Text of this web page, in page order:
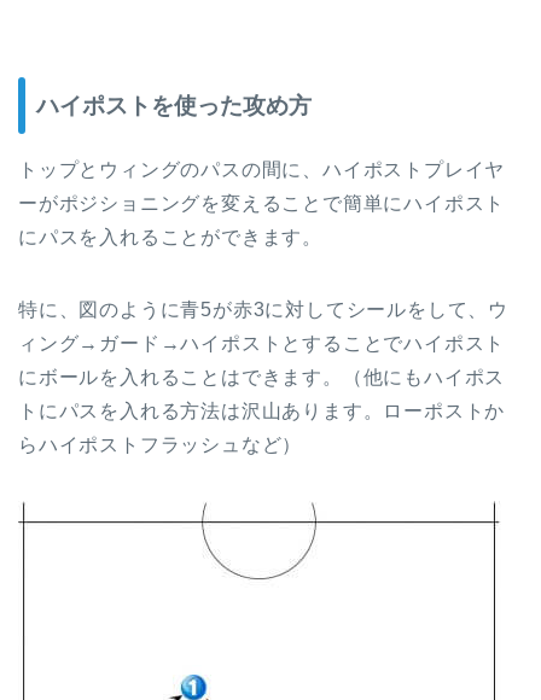
ハイポストを使った攻め方
トップとウィングのパスの間に、ハイポストプレイヤ
ーがポジショニングを変えることで簡単にハイポスト
にパスを入れることができます。
特に、図のように青5が赤3に対してシールをして、ウ
ィング→ガード→ハイポストとすることでハイポスト
にボールを入れることはできます。（他にもハイポス
トにパスを入れる方法は沢山あります。ローポストか
らハイポストフラッシュなど）